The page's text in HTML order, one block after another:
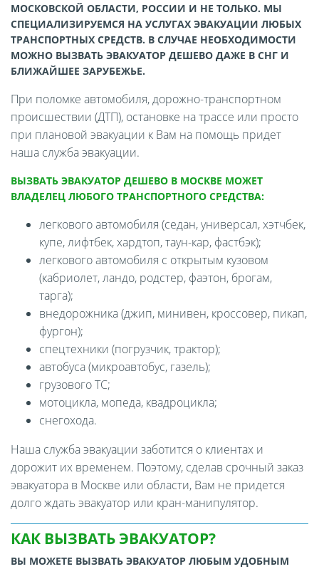
МОСКОВСКОЙ ОБЛАСТИ, РОССИИ И НЕ ТОЛЬКО. МЫ
СПЕЦИАЛИЗИРУЕМСЯ НА УСЛУГАХ ЭВАКУАЦИИ ЛЮБЫХ
ТРАНСПОРТНЫХ СРЕДСТВ. В СЛУЧАЕ НЕОБХОДИМОСТИ
МОЖНО ВЫЗВАТЬ ЭВАКУАТОР ДЕШЕВО ДАЖЕ В СНГ И
БЛИЖАЙШЕЕ ЗАРУБЕЖЬЕ.
При поломке автомобиля, дорожно-транспортном
происшествии (ДТП), остановке на трассе или просто
при плановой эвакуации к Вам на помощь придет
наша служба эвакуации.
ВЫЗВАТЬ ЭВАКУАТОР ДЕШЕВО В МОСКВЕ МОЖЕТ
ВЛАДЕЛЕЦ ЛЮБОГО ТРАНСПОРТНОГО СРЕДСТВА:
легкового автомобиля (седан, универсал, хэтчбек,
купе, лифтбек, хардтоп, таун-кар, фастбэк);
легкового автомобиля с открытым кузовом
(кабриолет, ландо, родстер, фаэтон, брогам,
тарга);
внедорожника (джип, минивен, кроссовер, пикап,
фургон);
спецтехники (погрузчик, трактор);
автобуса (микроавтобус, газель);
грузового ТС;
мотоцикла, мопеда, квадроцикла;
снегохода.
Наша служба эвакуации заботится о клиентах и
дорожит их временем. Поэтому, сделав срочный заказ
эвакуатора в Москве или области, Вам не придется
долго ждать эвакуатор или кран-манипулятор.
КАК ВЫЗВАТЬ ЭВАКУАТОР?
ВЫ МОЖЕТЕ ВЫЗВАТЬ ЭВАКУАТОР ЛЮБЫМ УДОБНЫМ